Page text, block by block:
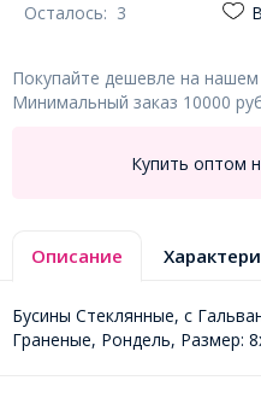
Осталось: 3
Покупайте дешевле на
Минимальный заказ 10000
Купить оптом
Описание
Бусины Стеклянные, с
Граненые, Рондель, Размер: